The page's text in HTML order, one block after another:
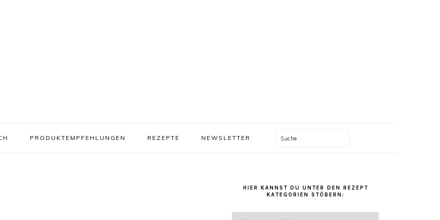
PRODUKTEMPFEHLUNGEN REZEPTE NEWSLETTER Suche
SIDEBAR
HIER KANNST DU UNTER DEN REZEPT
KATEGORIEN STÖBERN: